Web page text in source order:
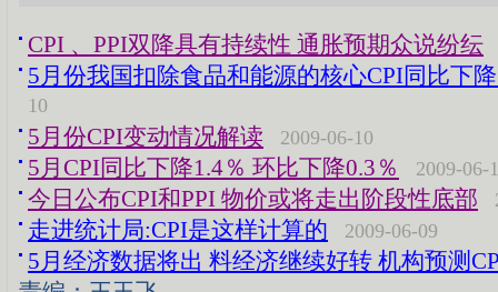
CPI 、PPI双降具有持续性 通胀预期众说纷纭
5月份我国扣除食品和能源的核心CPI同比下
10
5月份CPI变动情况解读
2009-06-10
5月CPI同比下降1.4％ 环比下降0.3％ 2009-06-
今日公布CPI和PPI 物价或将走出阶段性底部
走进统计局:CPI是这样计算的 2009-06-09
5月经济数据将出 料经济继续好转 机构预测